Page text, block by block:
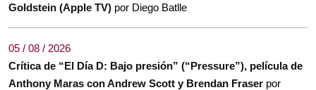
Goldstein (Apple TV) por Diego Batlle
05 / 08 / 2026
Crítica de “El Día D: Bajo presión” (“Pressure”), película de
Anthony Maras con Andrew Scott y Brendan Fraser por